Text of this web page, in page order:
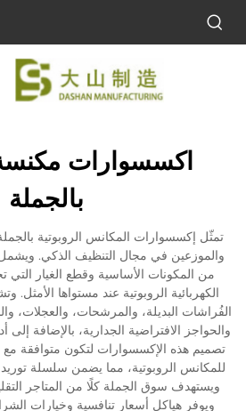
اكسسوارات
بالجملة
تمثّل إكسسوارات المكانس الروبوتية
والموزعين في مجال التنظيف الذكي.
من المكونات الأساسية وقطع الغيار التي
الكهربائية الروبوتية عند مستواها الأمثل.
الفُراشات البديلة، والمرشحات، والعجلات،
والحواجز الافتراضية الجدارية، بالإضافة
تصميم هذه الإكسسوارات لتكون متوافقة مع
للمكانس الروبوتية، مما يضمن سلسلة توريد
ويستهدف سوق الجملة كلًا من المتاجر
ويوفر هياكل أسعار تنافسية وخيارات